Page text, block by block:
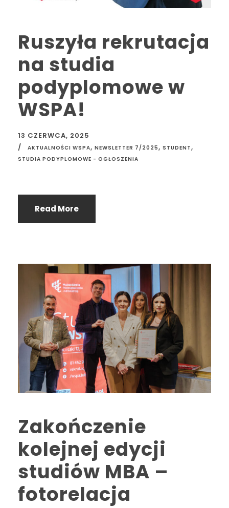
Ruszyła rekrutacja
na studia
podyplomowe w
WSPA!
13 CZERWCA, 2025
AKTUALNOŚCI WSPA, NEWSLETTER 7/2025, STUDENT,
STUDIA PODYPLOMOWE - OGŁOSZENIA
Read More
Zakończenie
kolejnej edycji
studiów MBA –
fotorelacja